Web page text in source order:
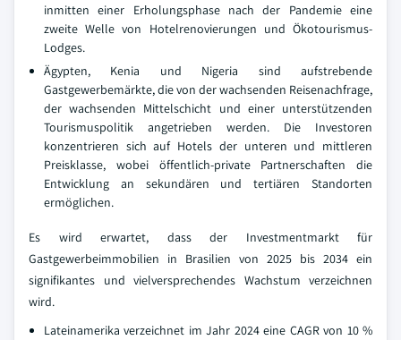
inmitten einer Erholungsphase nach der Pandemie eine
zweite Welle von Hotelrenovierungen und Ökotourismus-
Lodges.
Ägypten, Kenia und Nigeria sind aufstrebende
Gastgewerbemärkte, die von der wachsenden Reisenachfrage,
der wachsenden Mittelschicht und einer unterstützenden
Tourismuspolitik angetrieben werden. Die Investoren
konzentrieren sich auf Hotels der unteren und mittleren
Preisklasse, wobei öffentlich-private Partnerschaften die
Entwicklung an sekundären und tertiären Standorten
ermöglichen.
Es wird erwartet, dass der Investmentmarkt für
Gastgewerbeimmobilien in Brasilien von 2025 bis 2034 ein
signifikantes und vielversprechendes Wachstum verzeichnen
wird.
Lateinamerika verzeichnet im Jahr 2024 eine CAGR von 10 %